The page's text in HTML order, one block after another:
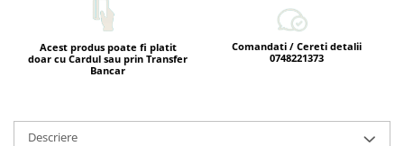
Acest produs poate fi platit
doar cu Cardul sau prin Transfer
Bancar
Comandati / Cereti detalii
0748221373
Descriere